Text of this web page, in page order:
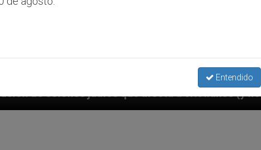
afecta a cristianos (y no sólo) en Tierra Santa
Entendido